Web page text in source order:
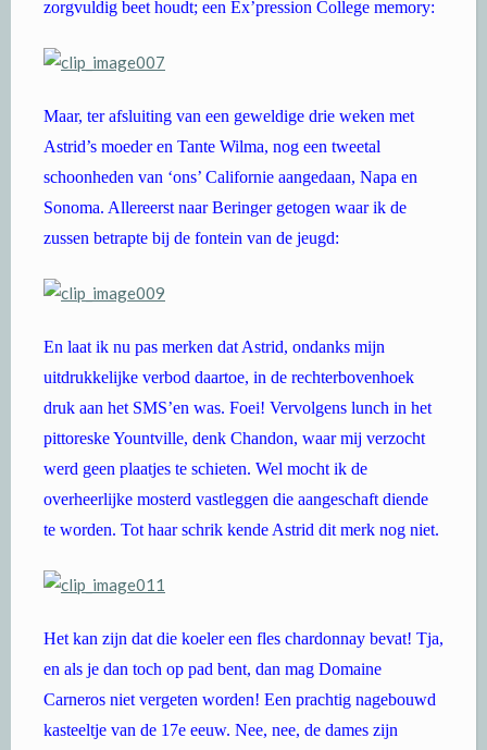
zorgvuldig beet houdt; een Ex’pression College memory:
Maar, ter afsluiting van een geweldige drie weken met
Astrid’s moeder en Tante Wilma, nog een tweetal
schoonheden van ‘ons’ Californie aangedaan, Napa en
Sonoma. Allereerst naar Beringer getogen waar ik de
zussen betrapte bij de fontein van de jeugd:
En laat ik nu pas merken dat Astrid, ondanks mijn
uitdrukkelijke verbod daartoe, in de rechterbovenhoek
druk aan het SMS’en was. Foei! Vervolgens lunch in het
pittoreske Yountville, denk Chandon, waar mij verzocht
werd geen plaatjes te schieten. Wel mocht ik de
overheerlijke mosterd vastleggen die aangeschaft diende
te worden. Tot haar schrik kende Astrid dit merk nog niet.
Het kan zijn dat die koeler een fles chardonnay bevat! Tja,
en als je dan toch op pad bent, dan mag Domaine
Carneros niet vergeten worden! Een prachtig nagebouwd
kasteeltje van de 17e eeuw. Nee, nee, de dames zijn